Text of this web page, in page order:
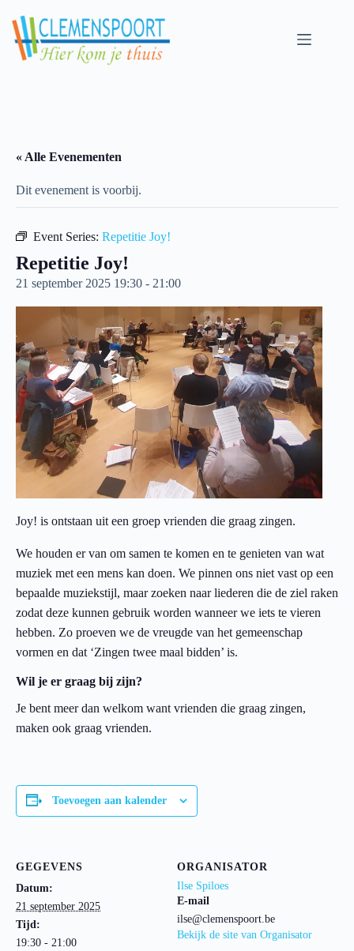
content
« Alle Evenementen
Dit evenement is voorbij.
Event Series: Repetitie Joy!
Repetitie Joy!
21 september 2025 19:30 - 21:00
Joy! is ontstaan uit een groep vrienden die graag zingen.
We houden er van om samen te komen en te genieten van wat
muziek met een mens kan doen. We pinnen ons niet vast op een
bepaalde muziekstijl, maar zoeken naar liederen die de ziel raken
zodat deze kunnen gebruik worden wanneer we iets te vieren
hebben. Zo proeven we de vreugde van het gemeenschap
vormen en dat ‘Zingen twee maal bidden’ is.
Wil je er graag bij zijn?
Je bent meer dan welkom want vrienden die graag zingen,
maken ook graag vrienden.
Toevoegen aan kalender
GEGEVENS
Datum:
21 september 2025
Tijd:
19:30 - 21:00
ORGANISATOR
Ilse Spiloes
E-mail
ilse@clemenspoort.be
Bekijk de site van Organisator